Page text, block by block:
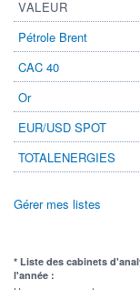
VALEUR
Pétrole Brent
CAC 40
Or
EUR/USD SPOT
TOTALENERGIES
Gérer mes listes
* Liste des cabinets
l'année :